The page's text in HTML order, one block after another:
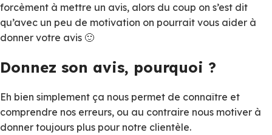
forcèment à mettre un avis, alors du coup on s’est dit
qu’avec un peu de motivation on pourrait vous aider à
donner votre avis 🙂
Donnez son avis, pourquoi ?
Eh bien simplement ça nous permet de connaître et
comprendre nos erreurs, ou au contraire nous motiver à
donner toujours plus pour notre clientèle.